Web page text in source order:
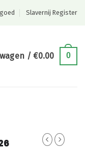
Slavernij Register
/€0.00 0